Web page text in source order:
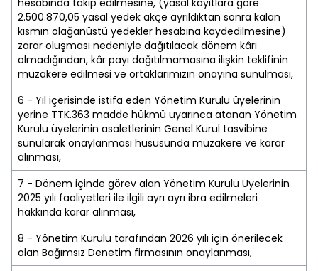
hesabında takip edilmesine, (yasal kayıtlara göre
2.500.870,05 yasal yedek akçe ayrıldıktan sonra kalan
kısmın olağanüstü yedekler hesabına kaydedilmesine)
zarar oluşması nedeniyle dağıtılacak dönem kârı
olmadığından, kâr payı dağıtılmamasına ilişkin teklifinin
müzakere edilmesi ve ortaklarımızın onayına sunulması,
6 - Yıl içerisinde istifa eden Yönetim Kurulu üyelerinin
yerine TTK.363 madde hükmü uyarınca atanan Yönetim
Kurulu üyelerinin asaletlerinin Genel Kurul tasvibine
sunularak onaylanması hususunda müzakere ve karar
alınması,
7 - Dönem içinde görev alan Yönetim Kurulu Üyelerinin
2025 yılı faaliyetleri ile ilgili ayrı ayrı ibra edilmeleri
hakkında karar alınması,
8 - Yönetim Kurulu tarafından 2026 yılı için önerilecek
olan Bağımsız Denetim firmasının onaylanması,